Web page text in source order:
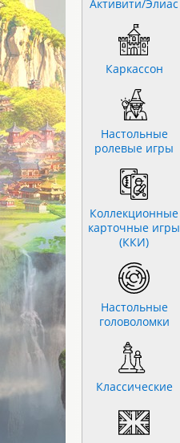
Активити/Элиас
Каркассон
Настольные
ролевые игры
Коллекционные
карточные игры
(ККИ)
Настольные
головоломки
Классические